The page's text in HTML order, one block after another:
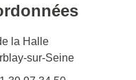
la Halle
sur-Seine